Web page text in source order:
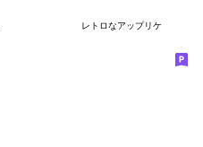
レトロなアップリケ